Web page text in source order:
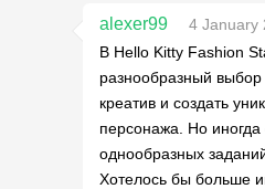
alexer99
4 January
В Hello Kitty Fashion
разнообразный
креатив и создать
персонажа. Но
однообразных
Хотелось бы больше